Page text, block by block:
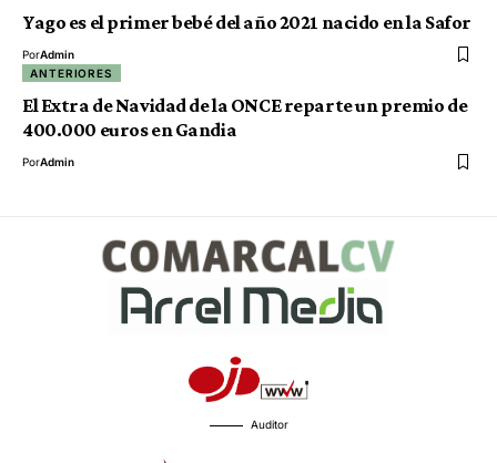
Yago es el primer bebé del año 2021 nacido en la Safor
PorAdmin
ANTERIORES
El Extra de Navidad de la ONCE reparte un premio de
400.000 euros en Gandia
PorAdmin
Auditor